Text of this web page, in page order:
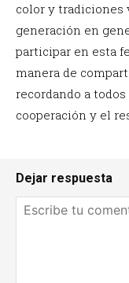
color y tradiciones
generación en
participar en esta
manera de
recordando a
cooperación y el
Dejar respuesta